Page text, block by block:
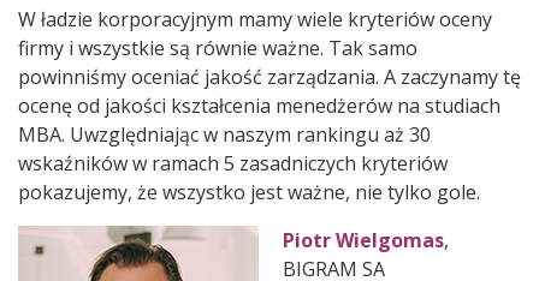
W ładzie korporacyjnym mamy wiele kryteriów oceny
firmy i wszystkie są równie ważne. Tak samo
powinniśmy oceniać jakość zarządzania. A zaczynamy tę
ocenę od jakości kształcenia menedżerów na studiach
MBA. Uwzględniając w naszym rankingu aż 30
wskaźników w ramach 5 zasadniczych kryteriów
pokazujemy, że wszystko jest ważne, nie tylko gole.
Piotr Wielgomas,
BIGRAM SA